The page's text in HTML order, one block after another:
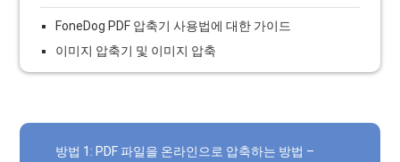
FoneDog PDF 압축기 사용법에 대한 가이드
이미지 압축기 및 이미지 압축
방법 1: PDF 파일을 온라인으로 압축하는 방법 –